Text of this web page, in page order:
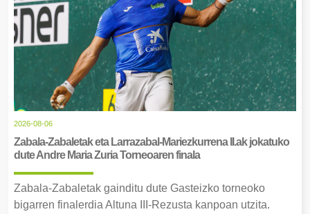
2026-08-06
Zabala-Zabaletak eta Larrazabal-Mariezkurrena II.ak jokatuko
dute Andre Maria Zuria Torneoaren finala
Zabala-Zabaletak gainditu dute Gasteizko torneoko
bigarren finalerdia Altuna III-Rezusta kanpoan utzita.